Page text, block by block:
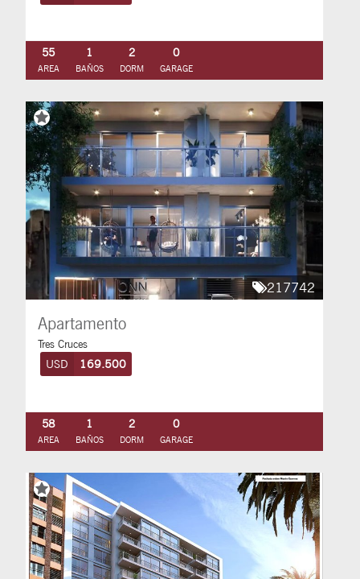
55
AREA
1
BAÑOS
2
DORM
0
GARAGE
217742
Apartamento
Tres Cruces
USD 169.500
58
AREA
1
BAÑOS
2
DORM
0
GARAGE